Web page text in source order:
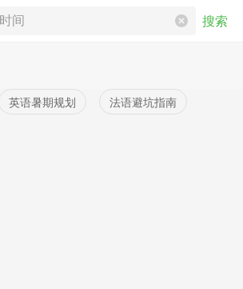
搜索
英语暑期规划 法语避坑指南